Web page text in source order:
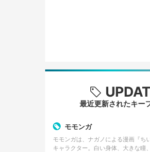
最近更新されたキー
モモンガ
モモンガは、ナガノによる漫画『ち
キャラクター。白い身体、大きな瞳